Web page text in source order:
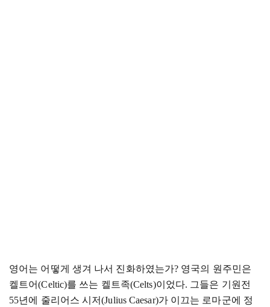
영어는 어떻게 생겨 나서 진화하였는가? 영국의 원주민은
켈트어(Celtic)를 쓰는 켈트족(Celts)이었다. 그들은 기원전
55년에 줄리어스 시저(Julius Caesar)가 이끄는 로마군에 정